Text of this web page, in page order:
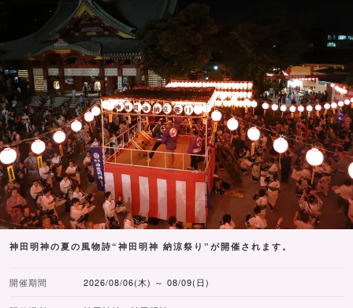
神田明神の夏の風物詩“神田明神 納涼祭り”が開催されます。
開催期間 2026/08/06(木) ～ 08/09(日)